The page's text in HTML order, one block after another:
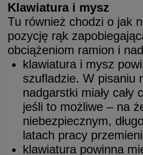
Klawiatura i mysz
Tu również chodzi o jak
pozycję rąk
obciążeniom ramion i
klawiatura i mysz
szufladzie. W pisaniu
nadgarstki miały
jeśli to możliwe – na
niebezpiecznym,
latach pracy
klawiatura powinna